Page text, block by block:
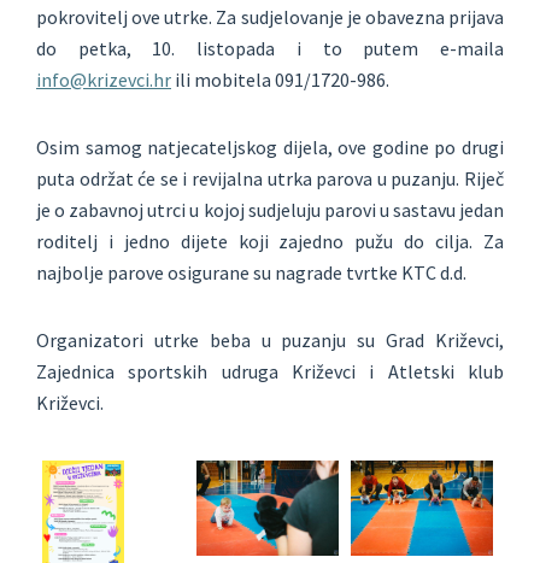
pokrovitelj ove utrke. Za sudjelovanje je obavezna prijava
do petka, 10. listopada i to putem e-maila
info@krizevci.hr ili mobitela 091/1720-986.
Osim samog natjecateljskog dijela, ove godine po drugi
puta održat će se i revijalna utrka parova u puzanju. Riječ
je o zabavnoj utrci u kojoj sudjeluju parovi u sastavu jedan
roditelj i jedno dijete koji zajedno pužu do cilja. Za
najbolje parove osigurane su nagrade tvrtke KTC d.d.
Organizatori utrke beba u puzanju su Grad Križevci,
Zajednica sportskih udruga Križevci i Atletski klub
Križevci.